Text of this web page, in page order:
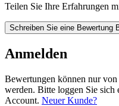
Teilen Sie Ihre Erfahrungen
Schreiben Sie eine Bewertung
Anmelden
Bewertungen können nur von
werden. Bitte loggen Sie sich
Account. Neuer Kunde?